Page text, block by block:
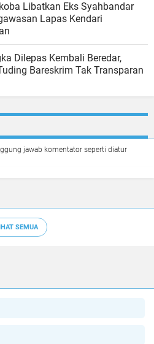
Libatkan Eks Syahbandar
Lapas Kendari
Dilepas Kembali Beredar,
Bareskrim Tak Transparan
jawab komentator seperti diatur
SEMUA